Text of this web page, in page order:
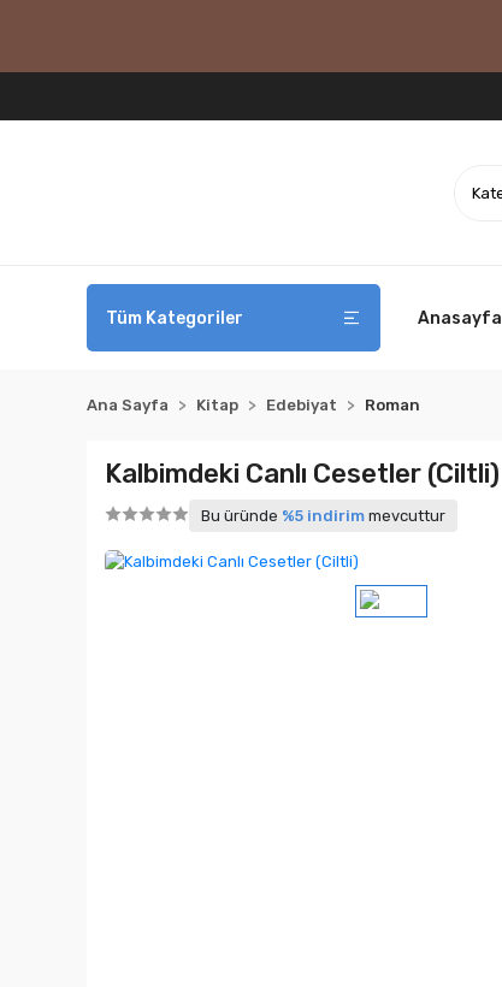
Tüm Kategoriler Anasayfa
Ana Sayfa Kitap Edebiyat Roman
Kalbimdeki Canlı Cesetler (Ciltli)
Bu üründe %5 indirim mevcuttur